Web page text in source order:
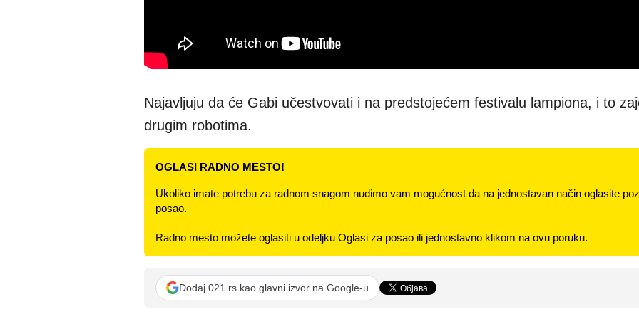
Najavljuju da će Gabi učestvovati i na predstojećem festivalu lampiona, i to
drugim robotima.
OGLASI RADNO MESTO!
Ukoliko imate potrebu za radnom snagom nudimo vam mogućnost da na jednostavan način oglasite
posao.
Radno mesto možete oglasiti u odeljku Oglasi za posao ili jednostavno klikom na ovu poruku.
Dodaj 021.rs kao glavni izvor na Google-u